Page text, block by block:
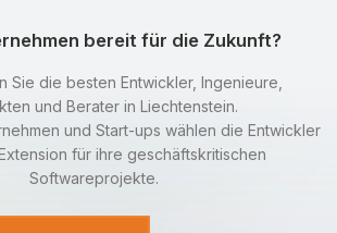
bereit für die Zukunft?
Sie die besten Entwickler, Ingenieure,
und Berater in Liechtenstein.
und Start-ups wählen die Entwickler
für ihre geschäftskritischen
Softwareprojekte.